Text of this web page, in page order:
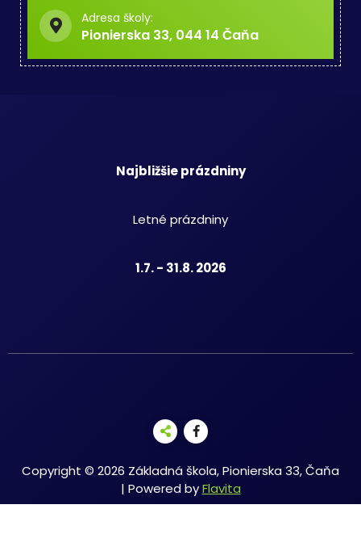
Adresa školy:
Pionierska 33, 044 14 Čaňa
Najbližšie prázdniny
Letné prázdniny
1.7. - 31.8. 2026
Copyright © 2026 Základná škola, Pionierska 33, Čaňa
| Powered byFlavita